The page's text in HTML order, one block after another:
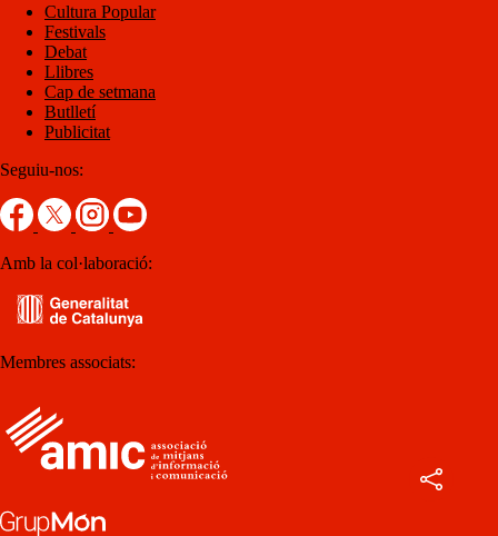
Cultura Popular
Festivals
Debat
Llibres
Cap de setmana
Butlletí
Publicitat
Seguiu-nos:
Amb la col·laboració:
Membres associats: